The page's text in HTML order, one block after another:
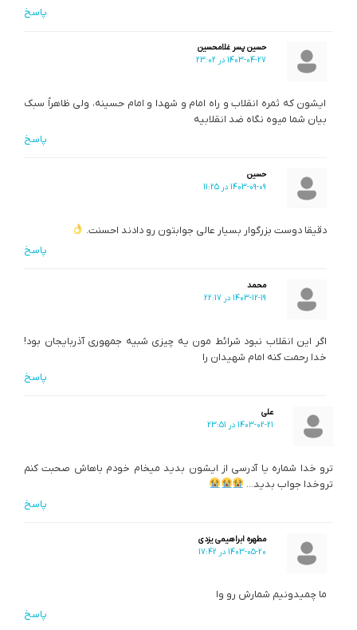
پاسخ
حسین پسر غلامحسین
1403-04-27 در 23:02
ایشون که ثمره انقلاب و راه امام و شهدا و امام حسینه، ولی ظاهراً سبک
بیان شما میوه نگاه ضد انقلابیه
پاسخ
حسین
1403-09-09 در 11:25
دقیقا دوست بزرگوار بسیار عالی جوابتون رو دادند احسنت.
پاسخ
محمد
1403-12-19 در 22:17
اگر این انقلاب نبود شرائط مون یه چیزی شبیه جمهوری آذربایجان بود!
خدا رحمت کنه امام شهیدان را
پاسخ
علی
1403-02-21 در 23:51
ترو خدا شماره یا آدرسی از ایشون بدید میخام خودم باهاش صحبت کنم
تروخدا جواب بدید…
پاسخ
مطهره ابراهیمی یزدی
1403-05-20 در 17:42
ما چمیدونیم شمارش رو وا
پاسخ